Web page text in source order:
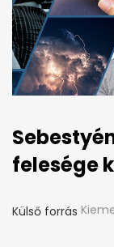
felesége
Külső forrás